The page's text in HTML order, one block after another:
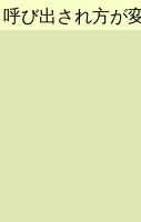
呼び出され方が